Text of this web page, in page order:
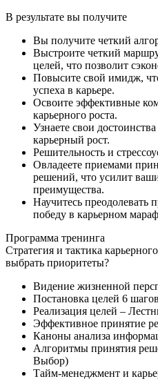
В результате вы получите
Вы получите четкий
Выстроите четкий
целей, что позволит
Повысите свой имидж,
успеха в карьере.
Освоите эффективные
карьерного роста.
Узнаете свои
карьерный рост.
Решительность и
Овладеете приемами
решений, что усилит
преимущества.
Научитесь преодолевать
победу в карьерном
Программа тренинга
Стратегия и тактика
выбрать приоритеты?
Видение жизненной
Постановка целей 6 шагов
Реализация целей –
Эффективное принятие
Каноны анализа
Алгоритмы принятия
Выбор)
Тайм-менеджмент и